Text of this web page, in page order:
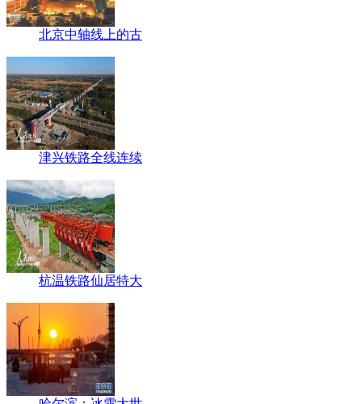
北京中轴线上的古
津兴铁路全线连续
杭温铁路仙居特大